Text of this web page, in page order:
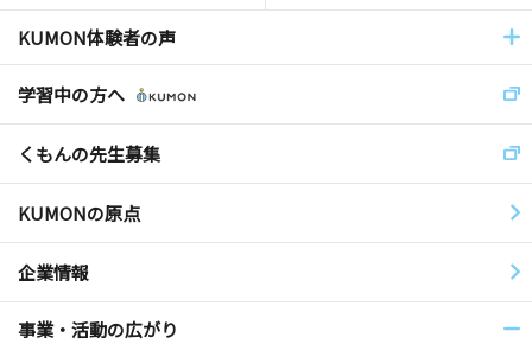
KUMON体験者の声
学習中の方へ
くもんの先生募集
KUMONの原点
企業情報
事業・活動の広がり